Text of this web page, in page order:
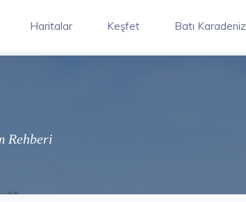
Haritalar Keşfet Batı Karadeniz
Rehberi